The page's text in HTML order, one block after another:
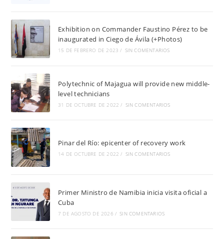
Exhibition on Commander Faustino Pérez to be
inaugurated in Ciego de Ávila (+Photos)
15 DE FEBRERO DE 2023 / SIN COMENTARIOS
Polytechnic of Majagua will provide new middle-
level technicians
31 DE OCTUBRE DE 2022 / SIN COMENTARIOS
Pinar del Río: epicenter of recovery work
14 DE OCTUBRE DE 2022 / SIN COMENTARIOS
Primer Ministro de Namibia inicia visita oficial a
Cuba
7 DE AGOSTO DE 2026 / SIN COMENTARIOS